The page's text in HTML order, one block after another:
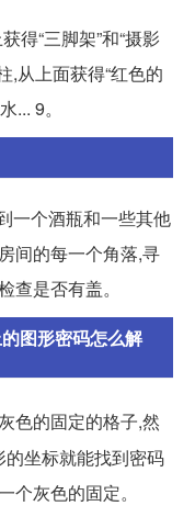
得“三脚架”和“摄影
,从上面获得“红色的
... 9。
一个酒瓶和一些其他
间的每一个角落,寻
查是否有盖。
图形密码怎么解
色的固定的格子,然
坐标就能找到密码
个灰色的固定。